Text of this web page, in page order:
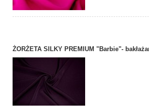
ŻORŻETA SILKY PREMIUM "Barbie"-